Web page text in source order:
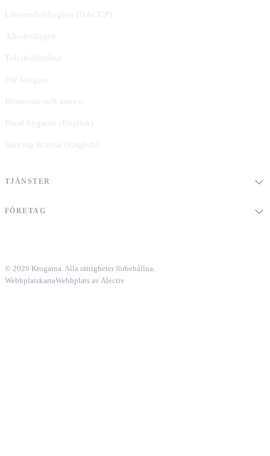
Livsmedelshygien (HACCP)
Alkohollagen
Tobakstillstånd
För krögare
Beroende och ansvar
Food hygiene (English)
Serving license (English)
TJÄNSTER
FÖRETAG
© 2026 Krogarna. Alla rättigheter förbehållna.
WebbplatskartaWebbplats av Alectiv